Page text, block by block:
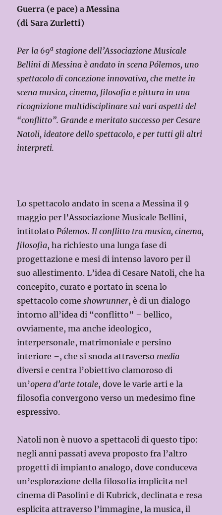
Guerra (e pace) a Messina
(di Sara Zurletti)
Per la 69a stagione dell’Associazione Musicale
Bellini di Messina è andato in scena Pólemos, uno
spettacolo di concezione innovativa, che mette in
scena musica, cinema, filosofia e pittura in una
ricognizione multidisciplinare sui vari aspetti del
“conflitto”. Grande e meritato successo per Cesare
Natoli, ideatore dello spettacolo, e per tutti gli altri
interpreti.
Lo spettacolo andato in scena a Messina il 9
maggio per l’Associazione Musicale Bellini,
intitolatoPólemos. Il conflitto tra musica, cinema,
filosofia, ha richiesto una lunga fase di
progettazione e mesi di intenso lavoro per il
suo allestimento. L’idea di Cesare Natoli, che ha
concepito, curato e portato in scena lo
spettacolo comeshowrunner, è di un dialogo
intorno all’idea di “conflitto” – bellico,
ovviamente, ma anche ideologico,
interpersonale, matrimoniale e persino
interiore –, che si snoda attraverso media
diversi e centra l’obiettivo clamoroso di
un’opera d’arte totale, dove le varie arti e la
filosofia convergono verso un medesimo fine
espressivo.
Natoli non è nuovo a spettacoli di questo tipo:
negli anni passati aveva proposto fra l’altro
progetti di impianto analogo, dove conduceva
un’esplorazione della filosofia implicita nel
cinema di Pasolini e di Kubrick, declinata e resa
esplicita attraverso l’immagine, la musica, il